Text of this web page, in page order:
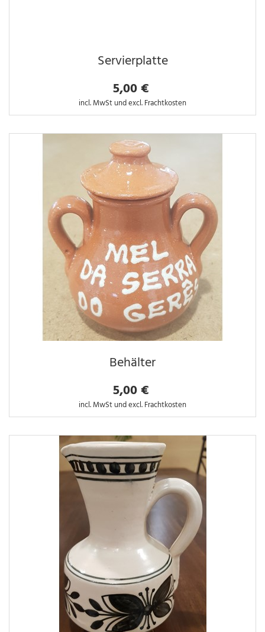
Servierplatte
5,00 €
incl. MwSt und excl. Frachtkosten
Behälter
5,00 €
incl. MwSt und excl. Frachtkosten